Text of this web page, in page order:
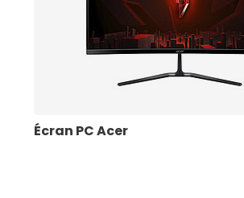
Écran PC Acer